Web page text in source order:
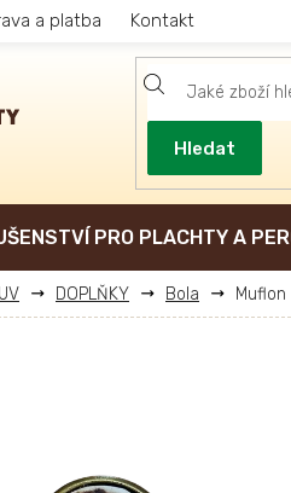
a platba Kontakt
Hledat
PRO PLACHTY A
DOPLŇKY Bola